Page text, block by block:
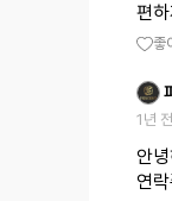
편
좋
1년 전
안
연